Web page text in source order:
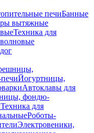
печиБанные
вытяжные
Техника для
Йогуртницы,
Автоклавы для
фондю-
Техника для
Роботы-
Электровеники,